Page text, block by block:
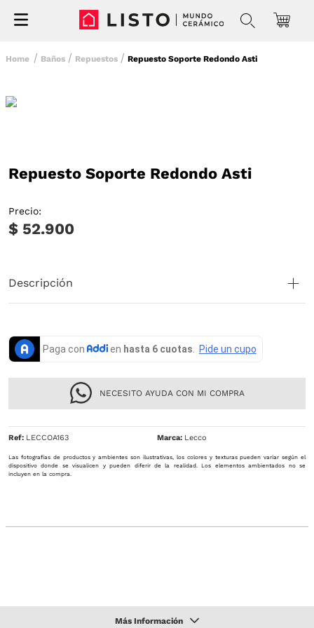
Baños Repuestos Repuesto Soporte Redondo Asti
Repuesto Soporte Redondo Asti
Precio:
$ 52.900
Descripción
NECESITO AYUDA CON MI COMPRA
Ref: LECCOA163 Lecco
Las fotografías de productos y ambientes son ilustrativas, los colores y texturas pueden variar según el
dispositivo donde se visualicen y pueden diferir de la realidad. Los elementos ambientados no se
incluyen en la compra.